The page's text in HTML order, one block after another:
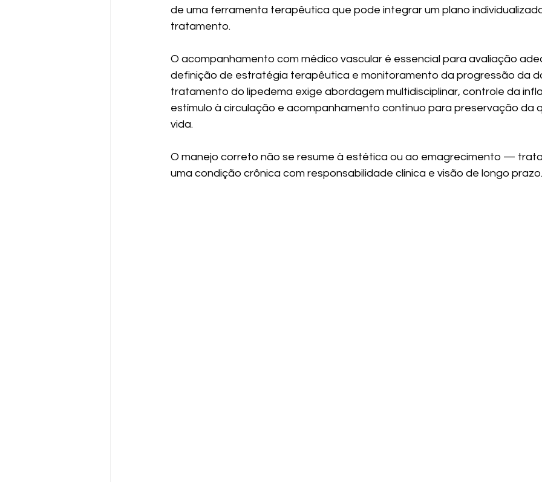
de uma ferramenta terapêutica que pode integrar um plano
tratamento.
O acompanhamento com médico vascular é essencial para avaliação
definição de estratégia terapêutica e monitoramento da progressão da
tratamento do lipedema exige abordagem multidisciplinar, controle da
estímulo à circulação e acompanhamento contínuo para preservação da
vida.
O manejo correto não se resume à estética ou ao emagrecimento —
uma condição crônica com responsabilidade clínica e visão de longo prazo.